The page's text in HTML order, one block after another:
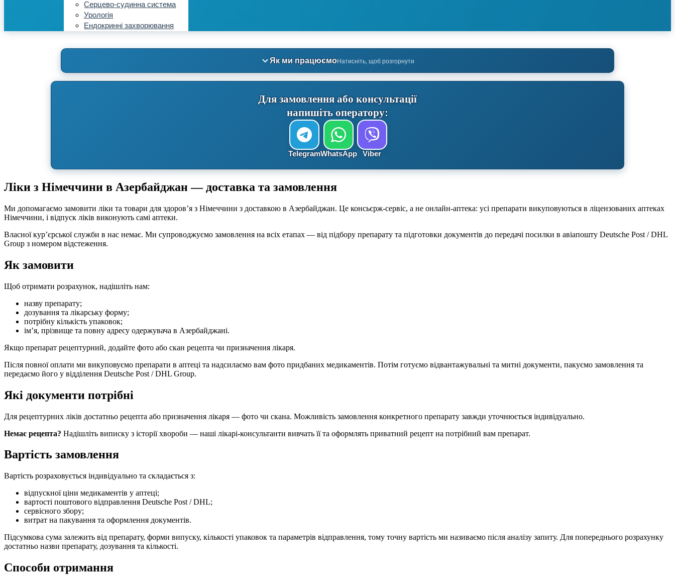
Серцево-судинна система
Урологія
Ендокринні захворювання
Як ми працюємоНатисніть, щоб розгорнути
Для замовлення або консультації
напишіть оператору:
TelegramWhatsApp Viber
Ліки з Німеччини в Азербайджан — доставка та замовлення
Ми допомагаємо замовити ліки та товари для здоров’я з Німеччини з доставкою в Азербайджан. Це консьєрж-сервіс, а не онлайн-аптека: усі препарати викуповуються в ліцензованих аптеках
Німеччини, і відпуск ліків виконують самі аптеки.
Власної кур’єрської служби в нас немає. Ми супроводжуємо замовлення на всіх етапах — від підбору препарату та підготовки документів до передачі посилки в авіапошту Deutsche Post / DHL
Group з номером відстеження.
Як замовити
Щоб отримати розрахунок, надішліть нам:
назву препарату;
дозування та лікарську форму;
потрібну кількість упаковок;
ім’я, прізвище та повну адресу одержувача в Азербайджані.
Якщо препарат рецептурний, додайте фото або скан рецепта чи призначення лікаря.
Після повної оплати ми викуповуємо препарати в аптеці та надсилаємо вам фото придбаних медикаментів. Потім готуємо відвантажувальні та митні документи, пакуємо замовлення та
передаємо його у відділення Deutsche Post / DHL Group.
Які документи потрібні
Для рецептурних ліків достатньо рецепта або призначення лікаря — фото чи скана. Можливість замовлення конкретного препарату завжди уточнюється індивідуально.
Немає рецепта? Надішліть виписку з історії хвороби — наші лікарі-консультанти вивчать її та оформлять приватний рецепт на потрібний вам препарат.
Вартість замовлення
Вартість розраховується індивідуально та складається з:
відпускної ціни медикаментів у аптеці;
вартості поштового відправлення Deutsche Post / DHL;
сервісного збору;
витрат на пакування та оформлення документів.
Підсумкова сума залежить від препарату, форми випуску, кількості упаковок та параметрів відправлення, тому точну вартість ми називаємо після аналізу запиту. Для попереднього розрахунку
достатньо назви препарату, дозування та кількості.
Способи отримання